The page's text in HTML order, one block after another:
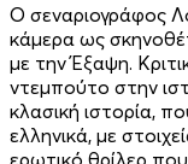
Ο σεναριογράφος
κάμερα ως
με την Έξαψη.
ντεμπούτο στην
κλασική ιστορία,
ελληνικά, με
ερωτικό θρίλερ